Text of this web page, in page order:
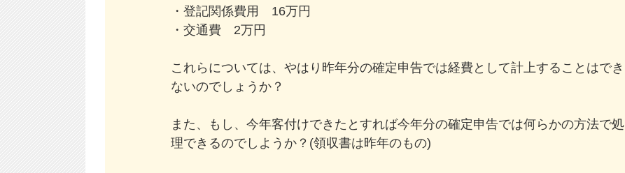
・登記関係費用 16万円
・交通費 2万円
これらについては、やはり昨年分の確定申告では経費として計上することはでき
ないのでしょうか？
また、もし、今年客付けできたとすれば今年分の確定申告では何らかの方法で処
理できるのでしようか？(領収書は昨年のもの)